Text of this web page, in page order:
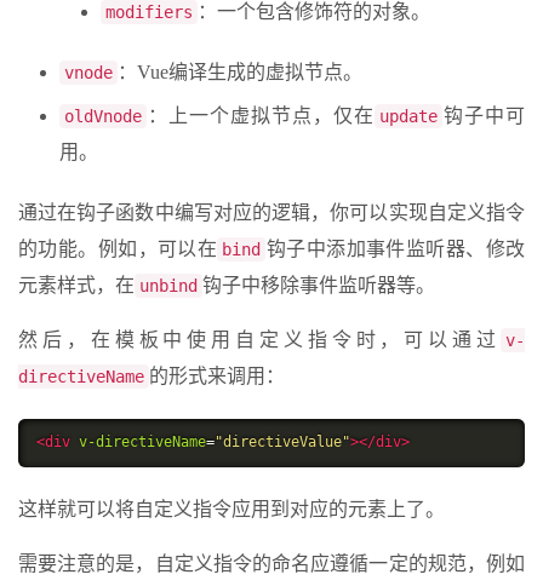
modifiers ：一个包含修饰符的对象。
vnode ：Vue编译生成的虚拟节点。
oldVnode ：上一个虚拟节点，仅在 update 钩子中可
用。
通过在钩子函数中编写对应的逻辑，你可以实现自定义指令
的功能。例如，可以在 bind 钩子中添加事件监听器、修改
元素样式，在 unbind 钩子中移除事件监听器等。
然后，在模板中使用自定义指令时，可以通过 v-
directiveName 的形式来调用：
<div v-directiveName="directiveValue"></div>
这样就可以将自定义指令应用到对应的元素上了。
需要注意的是，自定义指令的命名应遵循一定的规范，例如